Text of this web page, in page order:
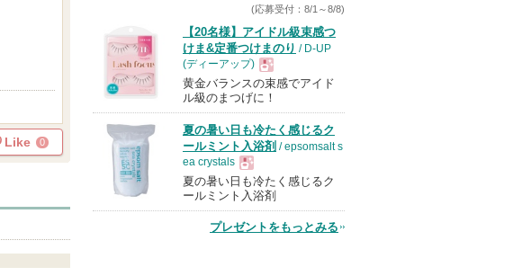
Like 0
(応募受付：8/1～8/8)
【20名様】アイドル級束感つ
けま&定番つけまのり / D-UP
(ディーアップ)
現
品
黄金バランスの束感でアイド
ル級のまつげに！
夏の暑い日も冷たく感じるク
ールミント入浴剤 / epsomsalt s
ea crystals
現
品
夏の暑い日も冷たく感じるク
ールミント入浴剤
プレゼントをもっとみる